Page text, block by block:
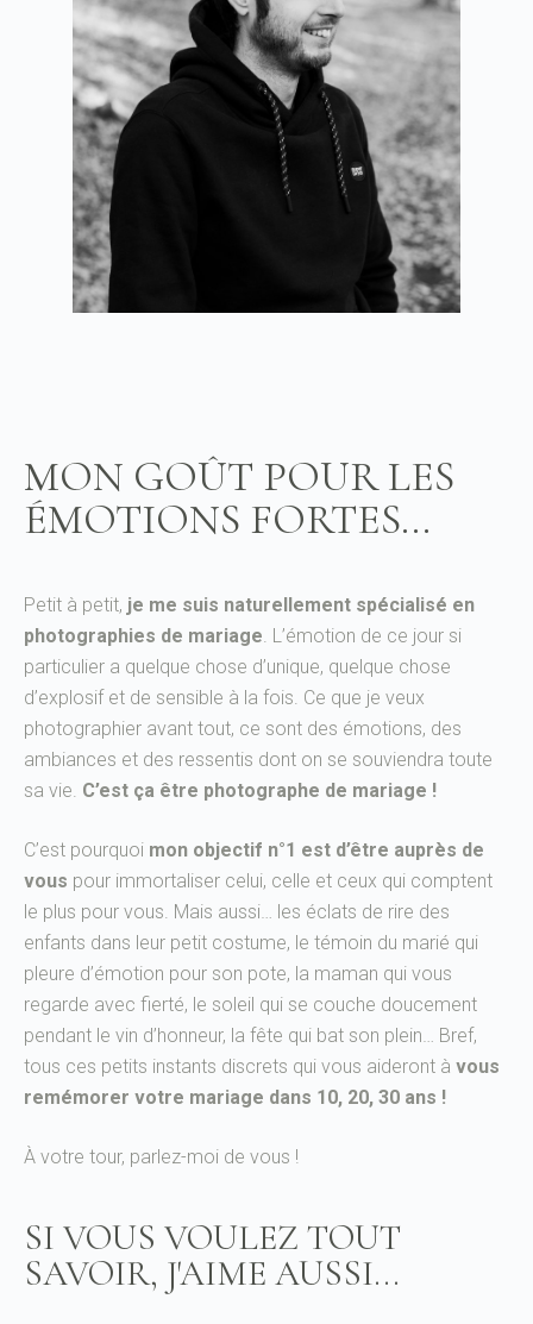
MON GOÛT POUR LES
ÉMOTIONS FORTES...
Petit à petit, je me suis naturellement spécialisé en
photographies de mariage . L’émotion de ce jour si
particulier a quelque chose d’unique, quelque chose
d’explosif et de sensible à la fois. Ce que je veux
photographier avant tout, ce sont des émotions, des
ambiances et des ressentis dont on se souviendra toute
sa vie. C’est ça être photographe de mariage !
C’est pourquoi mon objectif n°1 est d’être auprès de
vous pour immortaliser celui, celle et ceux qui comptent
le plus pour vous. Mais aussi… les éclats de rire des
enfants dans leur petit costume, le témoin du marié qui
pleure d’émotion pour son pote, la maman qui vous
regarde avec fierté, le soleil qui se couche doucement
pendant le vin d’honneur, la fête qui bat son plein… Bref,
tous ces petits instants discrets qui vous aideront à vous
remémorer votre mariage dans 10, 20, 30 ans !
À votre tour, parlez-moi de vous !
SI VOUS VOULEZ TOUT
SAVOIR, J'AIME AUSSI...